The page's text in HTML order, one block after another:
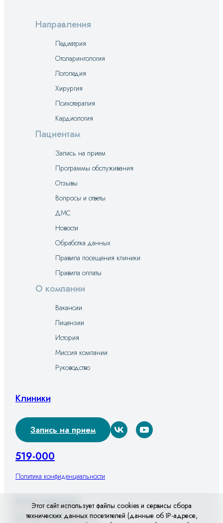
Этот сайт использует файлы cookies и сервисы сбора
технических данных посетителей (данные об IP-адресе,
Направления
Педиатрия
Отоларингология
Логопедия
Хирургия
Психотерапия
Кардиология
Пациентам
Запись на прием
Программы обслуживания
Отзывы
Вопросы и ответы
ДМС
Новости
Обработка данных
Правила посещения клиники
Правила оплаты
О компании
Вакансии
Лицензии
История
Миссия компании
Руководство
Клиники
Запись на прием
519-000
Политика конфиденциальности
© ООО “Медэксперт”
Все права защищены 2026